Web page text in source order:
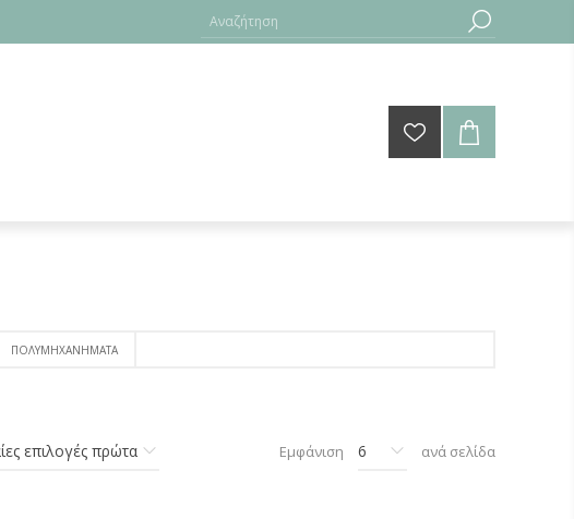
ΠΟΛΥΜΗΧΑΝΗΜΑΤΑ
Εμφάνιση ανά σελίδα